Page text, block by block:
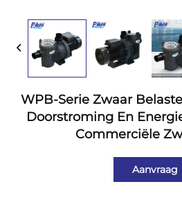
WPB-Serie Zwaar
Doorstroming En
Commerciële
Aanvraag